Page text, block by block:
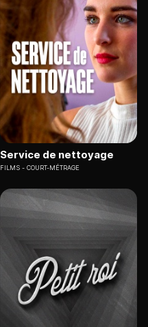
Service de nettoyage
FILMS COURT-MÉTRAGE